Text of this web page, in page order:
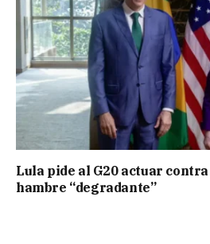
Lula pide al G20 actuar
hambre “degradante”